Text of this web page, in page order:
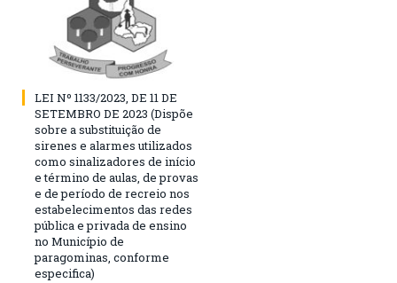
LEI Nº 1133/2023, DE 11 DE
SETEMBRO DE 2023 (Dispõe
sobre a substituição de
sirenes e alarmes utilizados
como sinalizadores de início
e término de aulas, de provas
e de período de recreio nos
estabelecimentos das redes
pública e privada de ensino
no Município de
paragominas, conforme
especifica)